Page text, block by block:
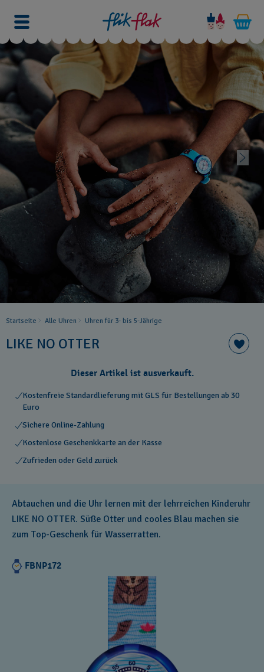
Startseite Alle Uhren Uhren für 3- bis 5-Jährige
LIKE NO OTTER
Dieser Artikel ist ausverkauft.
Kostenfreie Standardlieferung mit GLS für Bestellungen ab 30
Euro
Sichere Online-Zahlung
Kostenlose Geschenkkarte an der Kasse
Zufrieden oder Geld zurück
Abtauchen und die Uhr lernen mit der lehrreichen Kinderuhr
LIKE NO OTTER. Süße Otter und cooles Blau machen sie
zum Top-Geschenk für Wasserratten.
FBNP172